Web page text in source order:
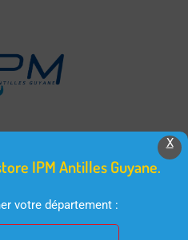
X
IPM Antilles Guyane.
votre département :